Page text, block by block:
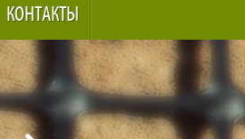
КОНТАКТЫ